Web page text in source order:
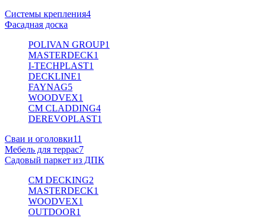
Системы крепления4
Фасадная доска
POLIVAN GROUP1
MASTERDECK1
I-TECHPLAST1
DECKLINE1
FAYNAG5
WOODVEX1
CM CLADDING4
DEREVOPLAST1
Сваи и оголовки11
Мебель для террас7
Садовый паркет из ДПК
CM DECKING2
MASTERDECK1
WOODVEX1
OUTDOOR1